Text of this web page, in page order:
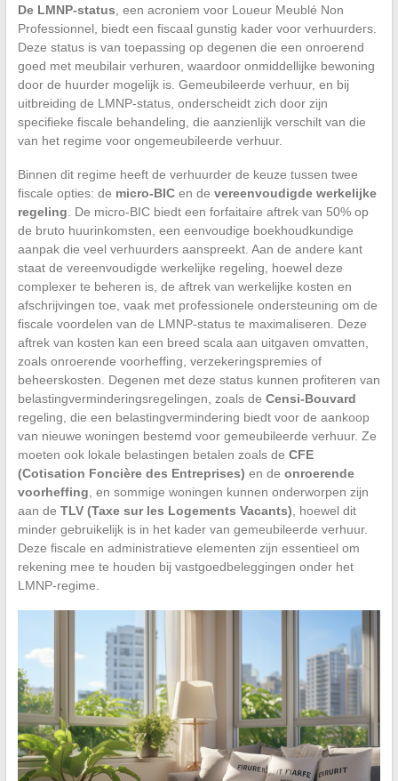
De LMNP-status , een acroniem voor Loueur Meublé Non
Professionnel, biedt een fiscaal gunstig kader voor verhuurders.
Deze status is van toepassing op degenen die een onroerend
goed met meubilair verhuren, waardoor onmiddellijke bewoning
door de huurder mogelijk is. Gemeubileerde verhuur, en bij
uitbreiding de LMNP-status, onderscheidt zich door zijn
specifieke fiscale behandeling, die aanzienlijk verschilt van die
van het regime voor ongemeubileerde verhuur.
Binnen dit regime heeft de verhuurder de keuze tussen twee
fiscale opties: de micro-BICen de vereenvoudigde werkelijke
regeling . De micro-BIC biedt een forfaitaire aftrek van 50% op
de bruto huurinkomsten, een eenvoudige boekhoudkundige
aanpak die veel verhuurders aanspreekt. Aan de andere kant
staat de vereenvoudigde werkelijke regeling, hoewel deze
complexer te beheren is, de aftrek van werkelijke kosten en
afschrijvingen toe, vaak met professionele ondersteuning om de
fiscale voordelen van de LMNP-status te maximaliseren. Deze
aftrek van kosten kan een breed scala aan uitgaven omvatten,
zoals onroerende voorheffing, verzekeringspremies of
beheerskosten. Degenen met deze status kunnen profiteren van
belastingverminderingsregelingen, zoals de Censi-Bouvard
regeling, die een belastingvermindering biedt voor de aankoop
van nieuwe woningen bestemd voor gemeubileerde verhuur. Ze
moeten ook lokale belastingen betalen zoals de CFE
(Cotisation Foncière des Entreprises) en de onroerende
voorheffing , en sommige woningen kunnen onderworpen zijn
aan de TLV (Taxe sur les Logements Vacants) , hoewel dit
minder gebruikelijk is in het kader van gemeubileerde verhuur.
Deze fiscale en administratieve elementen zijn essentieel om
rekening mee te houden bij vastgoedbeleggingen onder het
LMNP-regime.